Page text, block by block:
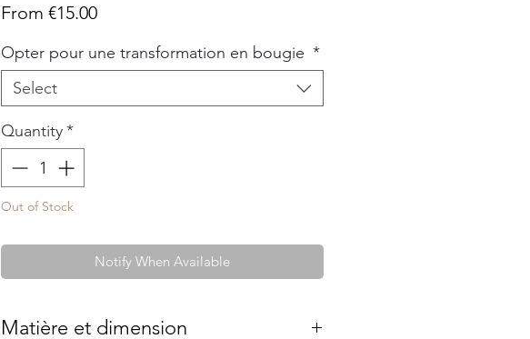
From €15.00Sale
Opter pour une transformation en bougie *
Select
Quantity*
Out of Stock
Notify When Available
Matière et dimension